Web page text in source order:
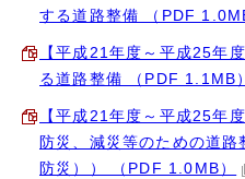
する道路整備 （PDF
【平成21年度～平成25年
る道路整備 （PDF 1.1MB）
【平成21年度～平成25年
防災、減災等のための道
防災）） （PDF 1.0MB）